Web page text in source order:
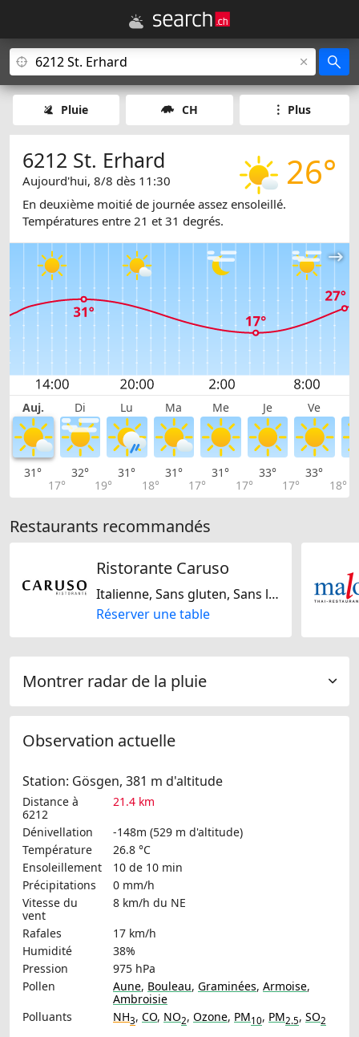
Pluie CH Plus
26°
6212 St. Erhard
Aujourd'hui, 8/8 dès 11:30
En deuxième moitié de journée assez ensoleillé.
Températures entre 21 et 31 degrés.
Auj. Di Lu Ma Me Je Ve
31°
17°
32°
19°
31°
18°
31°
17°
31°
17°
33°
17°
33°
18°
Restaurants recommandés
Ristorante Caruso
Italienne, Sans gluten, Sans lactose
Réserver une table
Montrer radar de la pluie
Observation actuelle
Station: Gösgen, 381 m d'altitude
Distance à
6212
21.4 km
Dénivellation
-148m (529 m d'altitude)
Température
26.8 °C
Ensoleillement
10 de 10 min
Précipitations
0 mm/h
Vitesse du
vent
8 km/h du NE
Rafales
17 km/h
Humidité
38%
Pression
975 hPa
Pollen
Aune, Bouleau, Graminées, Armoise,
Ambroisie
Polluants
NH3, CO, NO2, Ozone, PM10, PM2.5, SO2